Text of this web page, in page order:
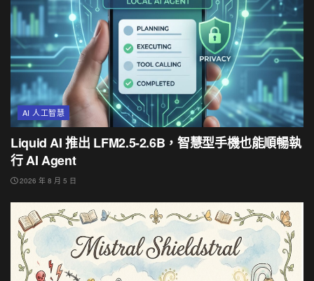
AI 人工智慧
Liquid AI 推出 LFM2.5-2.6B，智慧型手機也能順暢執
行 AI Agent
2026 年 8 月 5 日